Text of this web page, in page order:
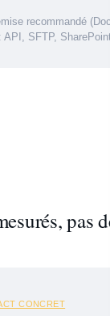
recommandé
API, SFTP,
pas
CONCRET